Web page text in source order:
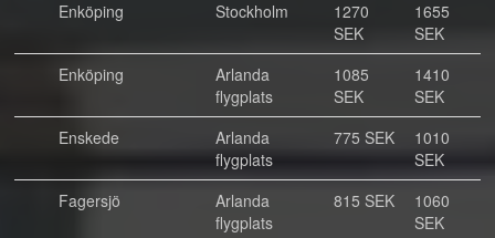
Enköping
Stockholm
1270
SEK
1655
SEK
Enköping
Arlanda
flygplats
1085
SEK
1410
SEK
Enskede
Arlanda
flygplats
775 SEK
1010
SEK
Fagersjö
Arlanda
flygplats
815 SEK
1060
SEK